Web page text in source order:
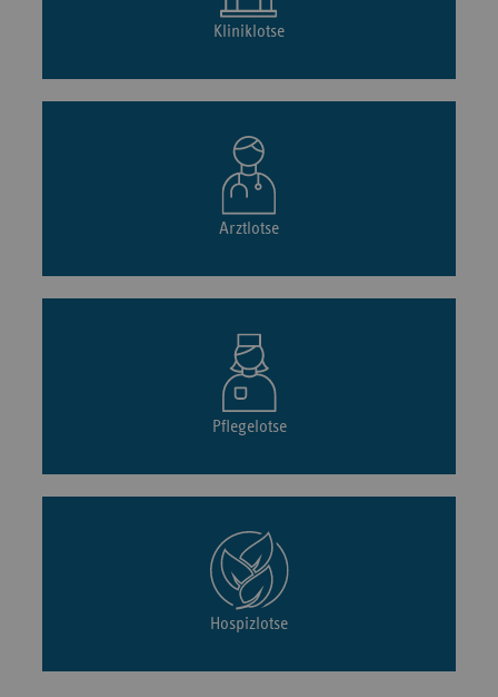
Kliniklotse
Arztlotse
Pflegelotse
Hospizlotse